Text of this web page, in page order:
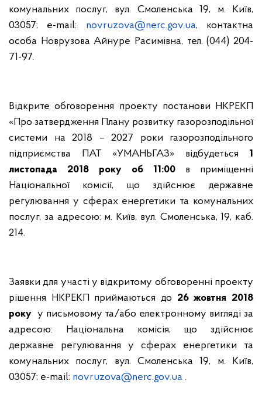
комунальних послуг, вул. Смоленська 19, м. Київ,
03057; e-mail: novruzova@nerc.gov.ua, контактна
особа Новрузова Айнуре Расимівна, тел. (044) 204-
71-97.
Відкрите обговорення проекту постанови НКРЕКП
«Про затвердження Плану розвитку газорозподільної
системи на 2018 – 2027 роки газорозподільного
підприємства ПАТ «УМАНЬГАЗ» відбудеться 1
листопада 2018 року об 11:00 в приміщенні
Національної комісії, що здійснює державне
регулювання у сферах енергетики та комунальних
послуг, за адресою: м. Київ, вул. Смоленська, 19, каб.
214.
Заявки для участі у відкритому обговоренні проекту
рішення НКРЕКП приймаються до 26 жовтня 2018
року у письмовому та/або електронному вигляді за
адресою: Національна комісія, що здійснює
державне регулювання у сферах енергетики та
комунальних послуг, вул. Смоленська 19, м. Київ,
03057; e-mail: novruzova@nerc.gov.ua .